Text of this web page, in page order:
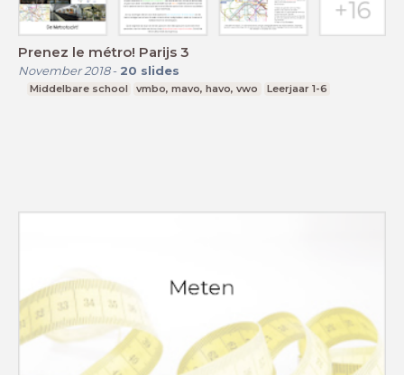
Prenez le métro! Parijs 3
November 2018- 20 slides
Middelbare school vmbo, mavo, havo, vwo Leerjaar 1-6